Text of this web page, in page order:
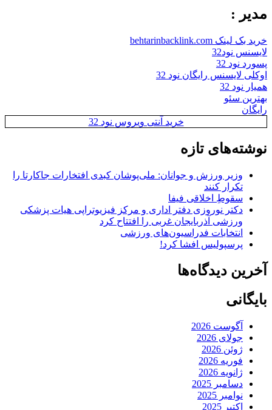
مدیر :
خرید بک لینک behtarinbacklink.com
لایسنس نود32
پسورد نود 32
اوکلی لایسنس رایگان نود 32
همیار نود 32
بهترین سئو
رایگان
خرید آنتی ویروس نود 32
نوشته‌های تازه
وزیر ورزش و جوانان: ملی‌پوشان کبدی افتخارات جاکارتا را
تکرار کنند
سقوطِ اخلاقی فیفا
دکتر نوروزی دفتر اداری و مرکز فیزیوتراپی هیات پزشکی
ورزشی آذربایجان غربی را افتتاح کرد
انتخابات فدراسیون‌های ورزشی
پرسپولیس افشا کرد!
آخرین دیدگاه‌ها
بایگانی
آگوست 2026
جولای 2026
ژوئن 2026
فوریه 2026
ژانویه 2026
دسامبر 2025
نوامبر 2025
اکتبر 2025